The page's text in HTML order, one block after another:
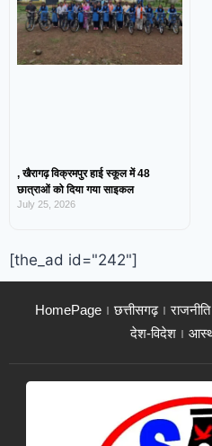
, खैरागढ़ विक्रमपुर हाई स्कूल में 48
छात्राओं को दिया गया साइकल
July 25, 2026
[the_ad id="242"]
HomePage छत्तीसगढ़ राजनीति
देश-विदेश